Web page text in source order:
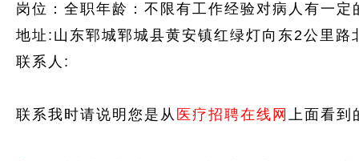
岗位：全职年龄：不限有工作经验对病人有一
地址:山东郓城郓城县黄安镇红绿灯向东2公里路
联系人:
联系我时请说明您是从 医疗招聘在线网 上面看到